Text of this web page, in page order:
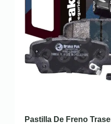
Pastilla De Freno